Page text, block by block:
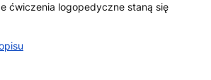
ćwiczenia logopedyczne staną się